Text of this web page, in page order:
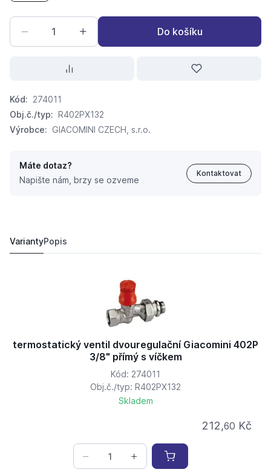
Do košíku
Kód: 274011
Obj.č./typ: R402PX132
Výrobce: GIACOMINI CZECH, s.r.o.
Máte dotaz?
Napište nám, brzy se ozveme
Kontaktovat
VariantyPopis
termostatický ventil dvouregulační Giacomini 402P
3/8" přímý s víčkem
Kód: 274011
Obj.č./typ: R402PX132
Skladem
212,60 Kč